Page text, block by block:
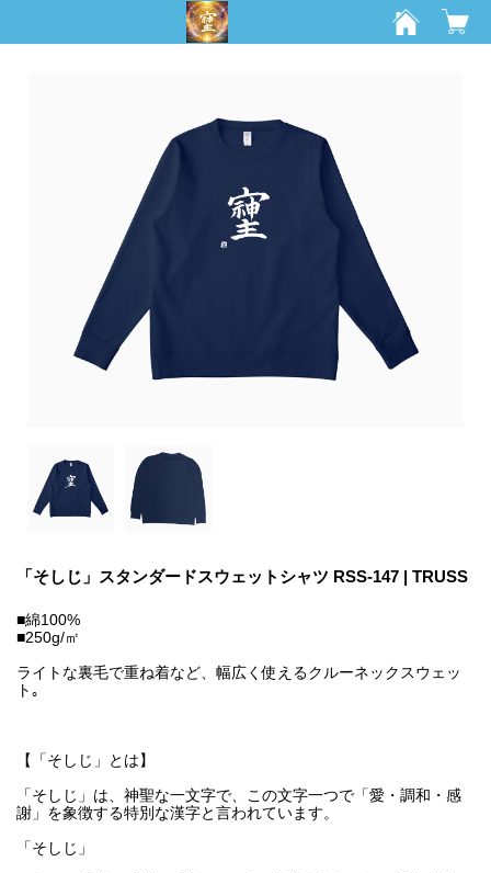
「そしじ」スタンダードスウェットシャツ RSS-147 | TRUSS
■綿100%
■250g/㎡
ライトな裏毛で重ね着など、幅広く使えるクルーネックスウェッ
ト｡
【「そしじ」とは】
「そしじ」は、神聖な一文字で、この文字一つで「愛・調和・感
謝」を象徴する特別な漢字と言われています。
「そしじ」